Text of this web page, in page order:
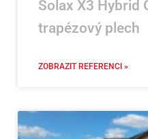
Solax X3 Hybrid
trapézový plech
ZOBRAZIT REFERENCI »